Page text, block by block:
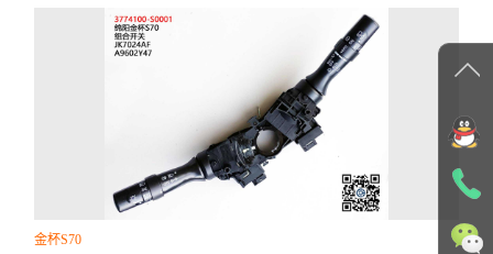
金杯S70